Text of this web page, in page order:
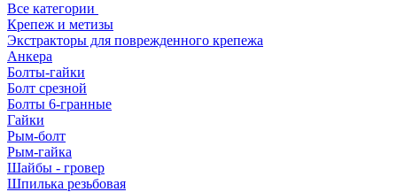
Все категории
Крепеж и метизы
Экстракторы для поврежденного крепежа
Анкера
Болты-гайки
Болт срезной
Болты 6-гранные
Гайки
Рым-болт
Рым-гайка
Шайбы - гровер
Шпилька резьбовая